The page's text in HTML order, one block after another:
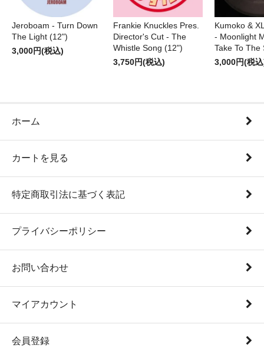
Jeroboam - Turn Down
The Light (12")
3,000円(税込)
Frankie Knuckles Pres.
Director's Cut - The
Whistle Song (12")
3,750円(税込)
Kumoko &
- Moonlight
Take To The
3,000円(税
ホーム
カートを見る
特定商取引法に基づく表記
プライバシーポリシー
お問い合わせ
マイアカウント
会員登録